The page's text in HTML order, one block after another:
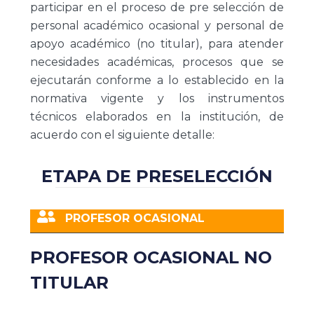
participar en el proceso de pre selección de
personal académico ocasional y personal de
apoyo académico (no titular), para atender
necesidades académicas, procesos que se
ejecutarán conforme a lo establecido en la
normativa vigente y los instrumentos
técnicos elaborados en la institución, de
acuerdo con el siguiente detalle:
ETAPA DE PRESELECCIÓN
PROFESOR OCASIONAL
PROFESOR OCASIONAL NO
TITULAR